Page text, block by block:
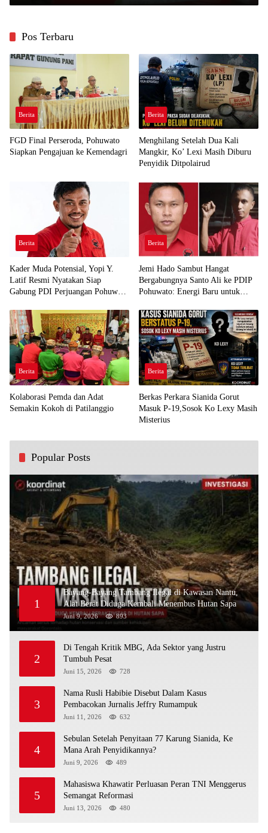
Pos Terbaru
Berita
FGD Final Perseroda, Pohuwato
Siapkan Pengajuan ke Kemendagri
Berita
Menghilang Setelah Dua Kali
Mangkir, Ko’ Lexi Masih Diburu
Penyidik Ditpolairud
Berita
Kader Muda Potensial, Yopi Y.
Latif Resmi Nyatakan Siap
Gabung PDI Perjuangan Pohuwato
Berita
Jemi Hado Sambut Hangat
Bergabungnya Santo Ali ke PDIP
Pohuwato: Energi Baru untuk
Berita
Kolaborasi Pemda dan Adat
Semakin Kokoh di Patilanggio
Berita
Berkas Perkara Sianida Gorut
Masuk P-19,Sosok Ko Lexy Masih
Misterius
Popular Posts
1
Bayang-Bayang Tambang Ilegal di Kawasan Nantu,
Alat Berat Diduga Kembali Menembus Hutan Sapa
Juni 9, 2026 893
2
Di Tengah Kritik MBG, Ada Sektor yang Justru
Tumbuh Pesat
Juni 15, 2026 728
3
Nama Rusli Habibie Disebut Dalam Kasus
Pembacokan Jurnalis Jeffry Rumampuk
Juni 11, 2026 632
4
Sebulan Setelah Penyitaan 77 Karung Sianida, Ke
Mana Arah Penyidikannya?
Juni 9, 2026 489
5
Mahasiswa Khawatir Perluasan Peran TNI Menggerus
Semangat Reformasi
Juni 13, 2026 480